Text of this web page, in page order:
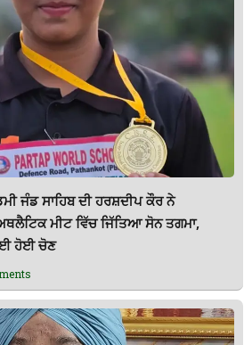
ਜੰਡ ਸਾਹਿਬ ਦੀ ਹਰਸ਼ਦੀਪ ਕੌਰ ਨੇ
ਮੀਟ ਵਿੱਚ ਜਿੱਤਿਆ ਸੋਨ ਤਗਮਾ,
ਹੋਈ ਚੋਣ